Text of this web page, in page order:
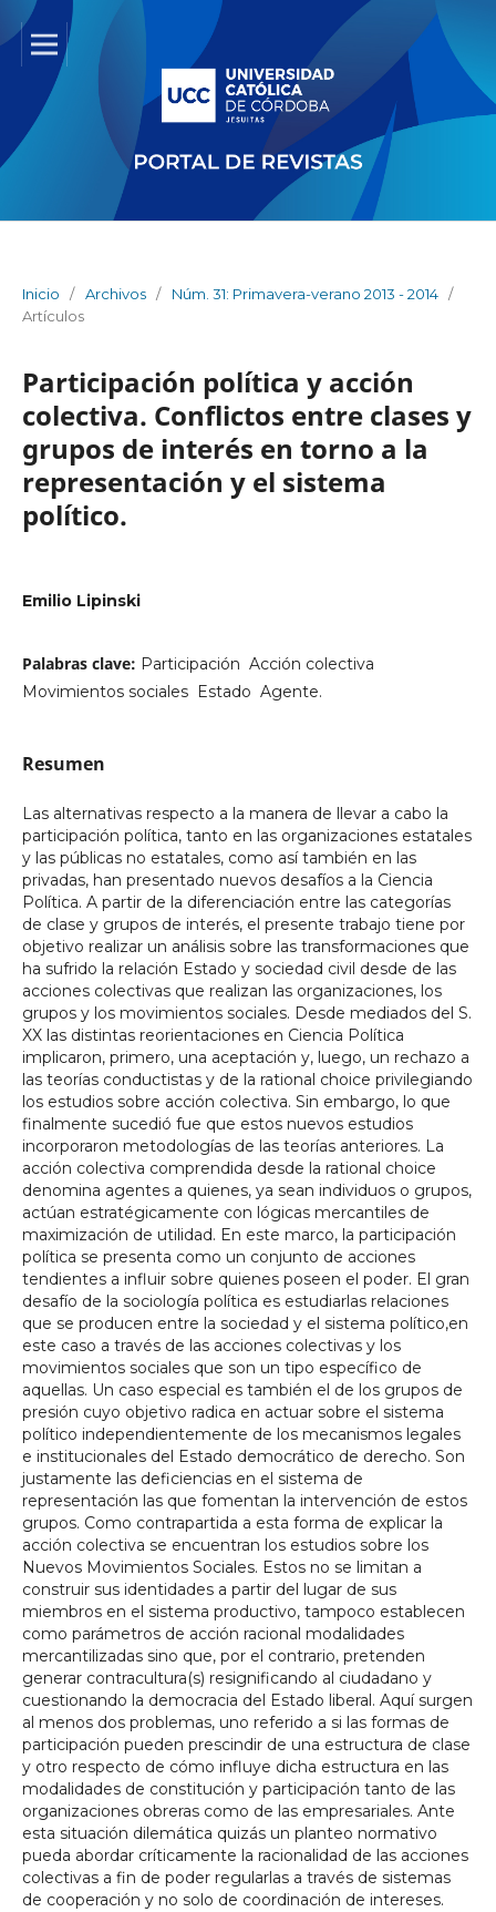
Inicio / Archivos / Núm. 31: Primavera-verano 2013 - 2014 /
Artículos
Participación política y acción
colectiva. Conflictos entre clases y
grupos de interés en torno a la
representación y el sistema
político.
Emilio Lipinski
Palabras clave: Participación  Acción colectiva 
Movimientos sociales  Estado  Agente.
Resumen
Las alternativas respecto a la manera de llevar a cabo la
participación política, tanto en las organizaciones estatales
y las públicas no estatales, como así también en las
privadas, han presentado nuevos desafíos a la Ciencia
Política. A partir de la diferenciación entre las categorías
de clase y grupos de interés, el presente trabajo tiene por
objetivo realizar un análisis sobre las transformaciones que
ha sufrido la relación Estado y sociedad civil desde de las
acciones colectivas que realizan las organizaciones, los
grupos y los movimientos sociales. Desde mediados del S.
XX las distintas reorientaciones en Ciencia Política
implicaron, primero, una aceptación y, luego, un rechazo a
las teorías conductistas y de la rational choice privilegiando
los estudios sobre acción colectiva. Sin embargo, lo que
finalmente sucedió fue que estos nuevos estudios
incorporaron metodologías de las teorías anteriores. La
acción colectiva comprendida desde la rational choice
denomina agentes a quienes, ya sean individuos o grupos,
actúan estratégicamente con lógicas mercantiles de
maximización de utilidad. En este marco, la participación
política se presenta como un conjunto de acciones
tendientes a influir sobre quienes poseen el poder. El gran
desafío de la sociología política es estudiarlas relaciones
que se producen entre la sociedad y el sistema político,en
este caso a través de las acciones colectivas y los
movimientos sociales que son un tipo específico de
aquellas. Un caso especial es también el de los grupos de
presión cuyo objetivo radica en actuar sobre el sistema
político independientemente de los mecanismos legales
e institucionales del Estado democrático de derecho. Son
justamente las deficiencias en el sistema de
representación las que fomentan la intervención de estos
grupos. Como contrapartida a esta forma de explicar la
acción colectiva se encuentran los estudios sobre los
Nuevos Movimientos Sociales. Estos no se limitan a
construir sus identidades a partir del lugar de sus
miembros en el sistema productivo, tampoco establecen
como parámetros de acción racional modalidades
mercantilizadas sino que, por el contrario, pretenden
generar contracultura(s) resignificando al ciudadano y
cuestionando la democracia del Estado liberal. Aquí surgen
al menos dos problemas, uno referido a si las formas de
participación pueden prescindir de una estructura de clase
y otro respecto de cómo influye dicha estructura en las
modalidades de constitución y participación tanto de las
organizaciones obreras como de las empresariales. Ante
esta situación dilemática quizás un planteo normativo
pueda abordar críticamente la racionalidad de las acciones
colectivas a fin de poder regularlas a través de sistemas
de cooperación y no solo de coordinación de intereses.